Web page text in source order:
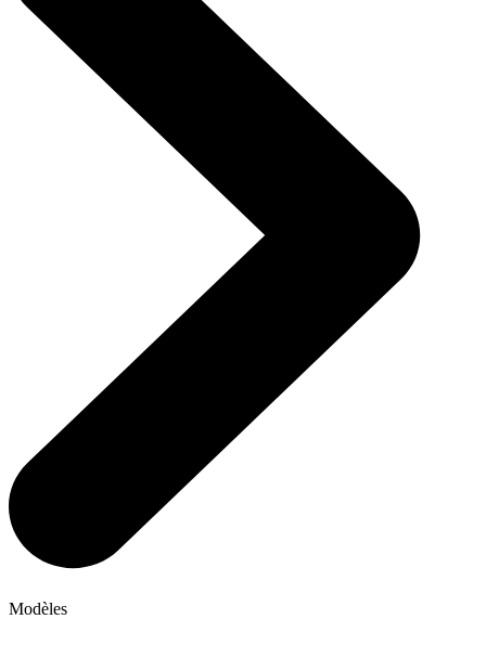
Modèles